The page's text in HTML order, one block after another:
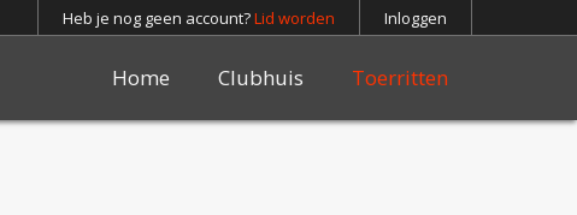
Heb je nog geen account?Lid worden Inloggen
Home Clubhuis Toerritten